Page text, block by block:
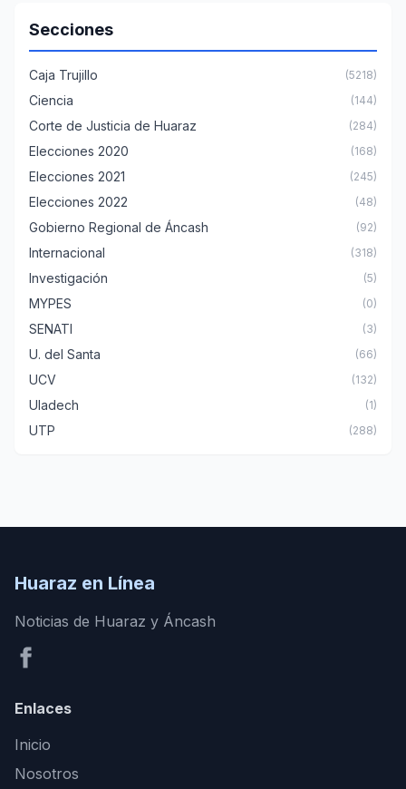
Secciones
Caja Trujillo (5218)
Ciencia (144)
Corte de Justicia de Huaraz (284)
Elecciones 2020 (168)
Elecciones 2021 (245)
Elecciones 2022 (48)
Gobierno Regional de Áncash (92)
Internacional (318)
Investigación (5)
MYPES (0)
SENATI (3)
U. del Santa (66)
UCV (132)
Uladech (1)
UTP (288)
Huaraz en Línea
Noticias de Huaraz y Áncash
Enlaces
Inicio
Nosotros